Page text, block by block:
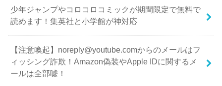
少年ジャンプやコロコロコミックが期間限定で無料で
読めます！集英社と小学館が神対応
【注意喚起】noreply@youtube.comからのメールはフ
ィッシング詐欺！Amazon偽装やApple IDに関するメ
ールは全部嘘！